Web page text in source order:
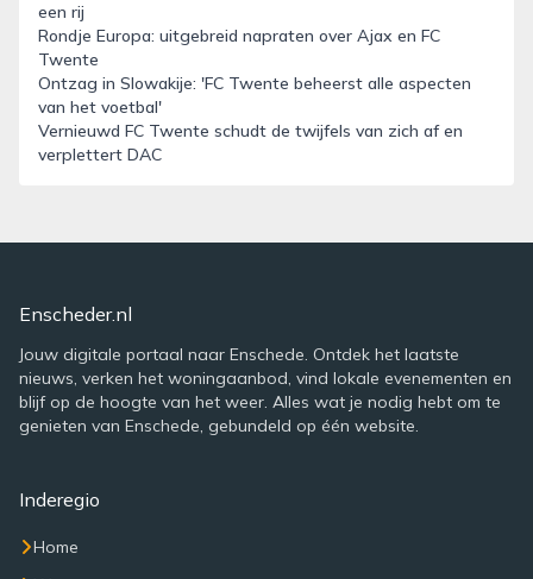
een rij
Rondje Europa: uitgebreid napraten over Ajax en FC
Twente
Ontzag in Slowakije: 'FC Twente beheerst alle aspecten
van het voetbal'
Vernieuwd FC Twente schudt de twijfels van zich af en
verplettert DAC
Enscheder.nl
Jouw digitale portaal naar Enschede. Ontdek het laatste
nieuws, verken het woningaanbod, vind lokale evenementen en
blijf op de hoogte van het weer. Alles wat je nodig hebt om te
genieten van Enschede, gebundeld op één website.
Inderegio
Home